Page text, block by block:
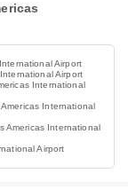
Airport
Airport
International
International
Americas International
Airport